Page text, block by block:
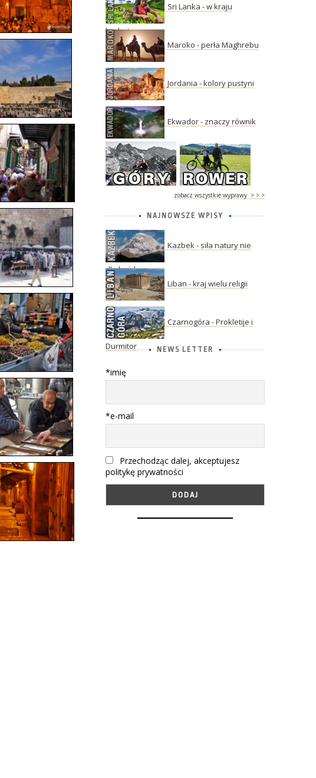
Sri Lanka - w kraju
herbaty
Maroko - perła Maghrebu
Jordania - kolory pustyni
Ekwador - znaczy równik
zobacz wszystkie wyprawy > > >
NAJNOWSZE WPISY
Kazbek - siła natury nie
dla każdego
Liban - kraj wielu religii
Czarnogóra - Prokletije i
Durmitor NEWS LETTER
*imię
*e-mail
Przechodząc dalej, akceptujesz
politykę prywatności